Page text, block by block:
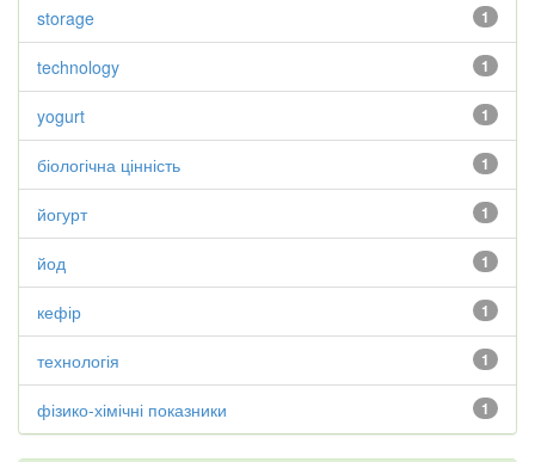
1
storage
1
technology
1
yogurt
1
біологічна цінність
1
йогурт
1
йод
1
кефір
1
технологія
1
фізико-хімічні показники